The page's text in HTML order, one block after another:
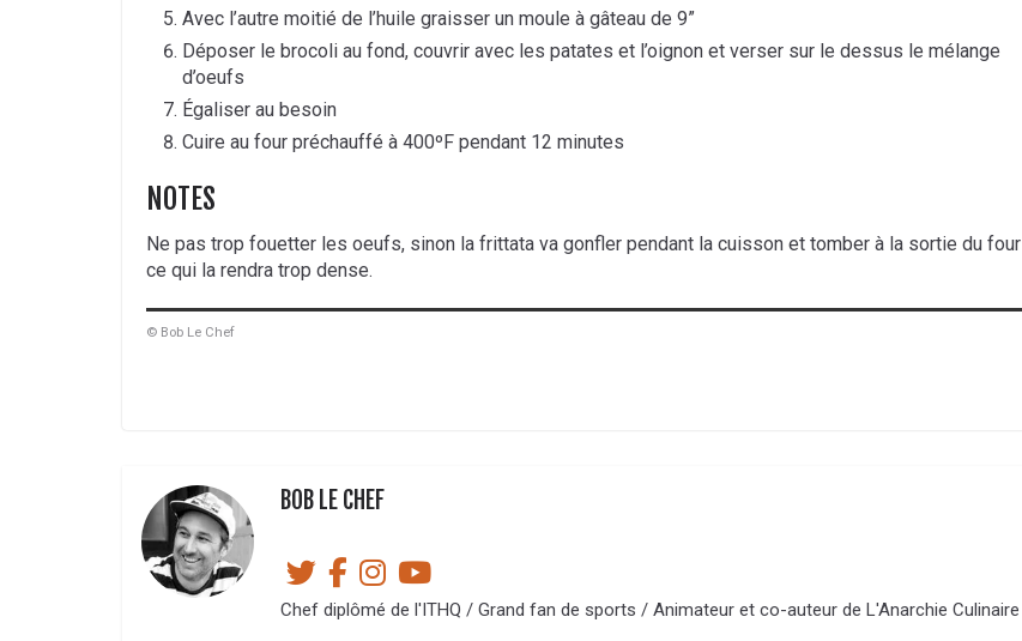
Avec l’autre moitié de l’huile graisser un moule à gâteau de 9”
Déposer le brocoli au fond, couvrir avec les patates et l’oignon et verser sur le dessus le mélange
d’oeufs
Égaliser au besoin
Cuire au four préchauffé à 400ºF pendant 12 minutes
NOTES
Ne pas trop fouetter les oeufs, sinon la frittata va gonfler pendant la cuisson et tomber à la sortie du four
ce qui la rendra trop dense.
© Bob Le Chef
BOB LE CHEF
Chef diplômé de l'ITHQ / Grand fan de sports / Animateur et co-auteur de L'Anarchie Culinaire